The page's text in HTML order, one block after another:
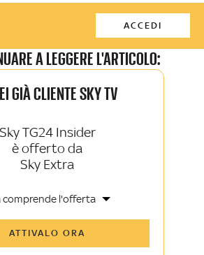
ACCEDI
A LEGGERE L'ARTICOLO:
GIÀ CLIENTE SKY TV
Sky TG24 Insider
è offerto da
Sky Extra
comprende l'offerta
Insider
ATTIVALO ORA